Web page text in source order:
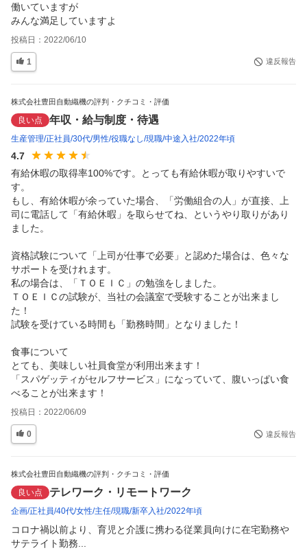
働いていますが
みんな満足していますよ
投稿日： 2022/06/10
1 違反報告
株式会社豊田自動織機の評判・クチコミ・評価
良い点 年収・給与制度・待遇
生産管理 正社員 30代 男性 役職なし 現職 中途入社 2022年頃
4.7
有給休暇の取得率100%です。とっても有給休暇が取りやすいで
す。
もし、有給休暇が余っていた場合、「労働組合の人」が直接、上
司に電話して「有給休暇」を取らせてね、というやり取りがあり
ました。
資格試験について「上司が仕事で必要」と認めた場合は、色々な
サポートを受けれます。
私の場合は、「ＴＯＥＩＣ」の勉強をしました。
ＴＯＥＩＣの試験が、当社の会議室で受験することが出来まし
た！
試験を受けている時間も「勤務時間」となりました！
食事について
とても、美味しい社員食堂が利用出来ます！
「スパゲッティがセルフサービス」になっていて、腹いっぱい食
べることが出来ます！
投稿日： 2022/06/09
0 違反報告
株式会社豊田自動織機の評判・クチコミ・評価
良い点 テレワーク・リモートワーク
企画 正社員 40代 女性 主任 現職 新卒入社 2022年頃
コロナ禍以前より、育児と介護に携わる従業員向けに在宅勤務や
サテライト勤務...